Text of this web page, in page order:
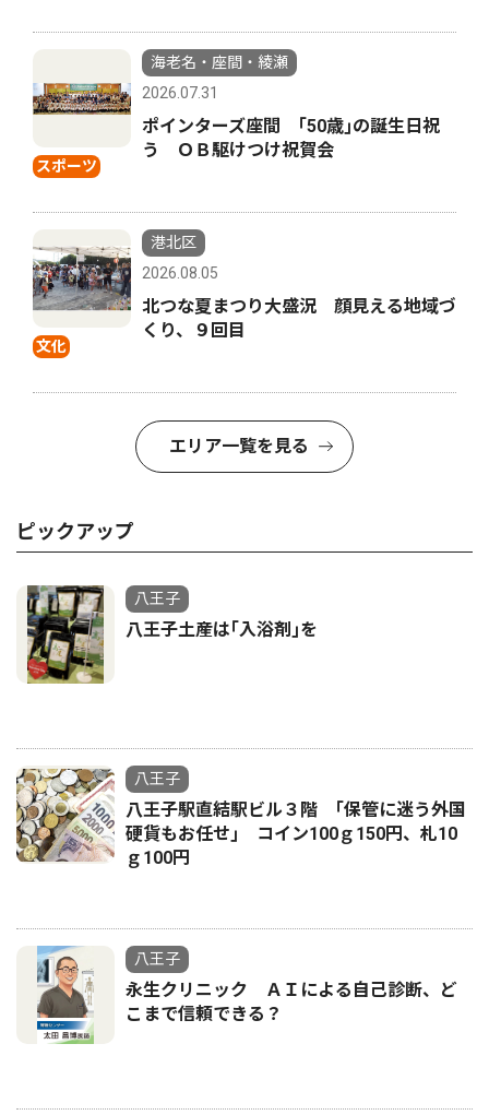
スポーツ
海老名・座間・綾瀬
2026.07.31
ポインターズ座間 ｢50歳｣の誕生日祝
う ＯＢ駆けつけ祝賀会
文化
港北区
2026.08.05
北つな夏まつり大盛況 顔見える地域づ
くり、９回目
エリア一覧を見る
ピックアップ
八王子
八王子土産は｢入浴剤｣を
八王子
八王子駅直結駅ビル３階 ｢保管に迷う外国
硬貨もお任せ｣ コイン100ｇ150円、札10
ｇ100円
八王子
永生クリニック ＡＩによる自己診断、ど
こまで信頼できる？